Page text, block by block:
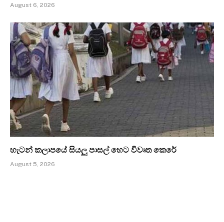
August 6, 2026
හැටන් කලාපයේ සියලු පාසල් හෙට විවෘත කෙරේ
August 5, 2026